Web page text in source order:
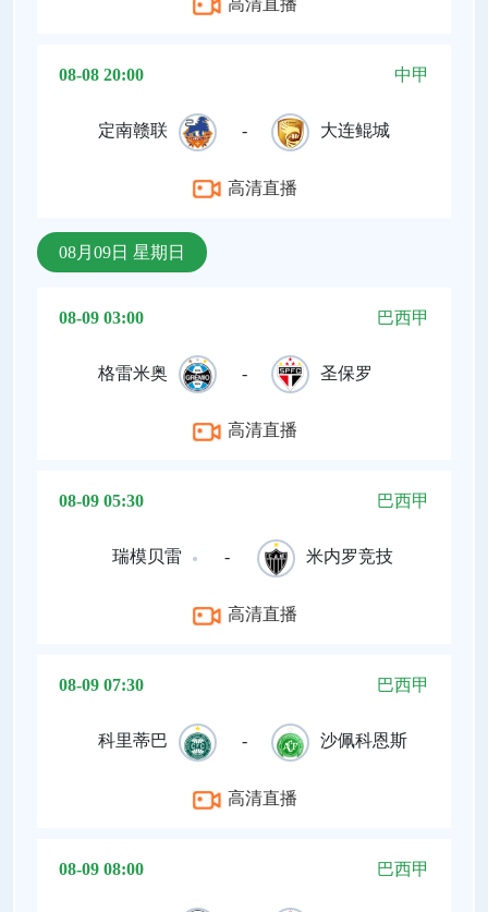
08-08 20:00 中甲
定南赣联 - 大连鲲城
高清直播
08月09日 星期日
08-09 03:00 巴西甲
格雷米奥 - 圣保罗
高清直播
08-09 05:30 巴西甲
瑞模贝雷 - 米内罗竞技
高清直播
08-09 07:30 巴西甲
科里蒂巴 - 沙佩科恩斯
高清直播
08-09 08:00 巴西甲